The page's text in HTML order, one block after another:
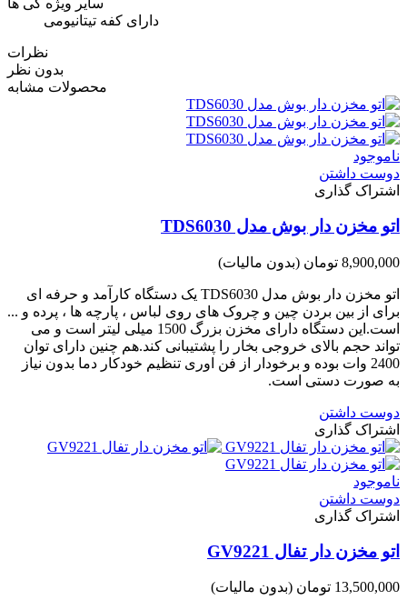
سایر ویژه گی ها
دارای کفه تیتانیومی
نظرات
بدون نظر
محصولات مشابه
ناموجود
دوست داشتن
اشتراک گذاری
اتو مخزن دار بوش مدل TDS6030
8,900,000 تومان (بدون مالیات)
اتو مخزن دار بوش مدل TDS6030 یک دستگاه کارآمد و حرفه ای
برای از بین بردن چین و چروک های روی لباس ، پارچه ها ، پرده و ...
است.این دستگاه دارای مخزن بزرگ 1500 میلی لیتر است و می
تواند حجم بالای خروجی بخار را پشتیبانی کند.هم چنین دارای توان
2400 وات بوده و برخودار از فن اوری تنظیم خودکار دما بدون نیاز
به صورت دستی است.
دوست داشتن
اشتراک گذاری
ناموجود
دوست داشتن
اشتراک گذاری
اتو مخزن دار تفال GV9221
13,500,000 تومان (بدون مالیات)